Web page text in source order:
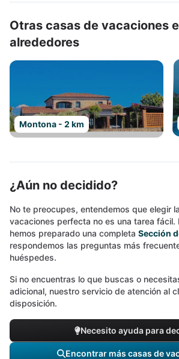
Otras casas de vacaciones
alrededores
Montona - 2 km
¿Aún no decidido?
No te preocupes, entendemos que elegir
vacaciones perfecta no es una tarea fácil.
hemos preparado una completa Sección
respondemos las preguntas más
huéspedes.
Si no encuentras lo que buscas o
adicional, nuestro servicio de atención al
disposición.
Necesito ayuda para
Encontrar más casas de